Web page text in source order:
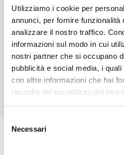
Utilizziamo i cookie per
annunci, per fornire funzionalità
analizzare il nostro traffico.
informazioni sul modo in cui
nostri partner che si occupano
pubblicità e social media, i
con altre informazioni che hai
raccolto dal tuo utilizzo dei loro
delNecessari